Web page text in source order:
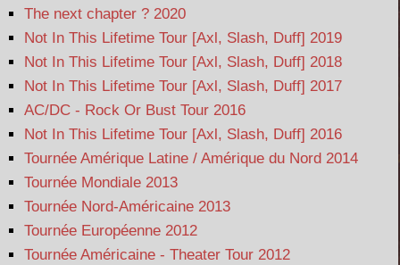
The next chapter ? 2020
Not In This Lifetime Tour [Axl, Slash, Duff] 2019
Not In This Lifetime Tour [Axl, Slash, Duff] 2018
Not In This Lifetime Tour [Axl, Slash, Duff] 2017
AC/DC - Rock Or Bust Tour 2016
Not In This Lifetime Tour [Axl, Slash, Duff] 2016
Tournée Amérique Latine / Amérique du Nord 2014
Tournée Mondiale 2013
Tournée Nord-Américaine 2013
Tournée Européenne 2012
Tournée Américaine - Theater Tour 2012